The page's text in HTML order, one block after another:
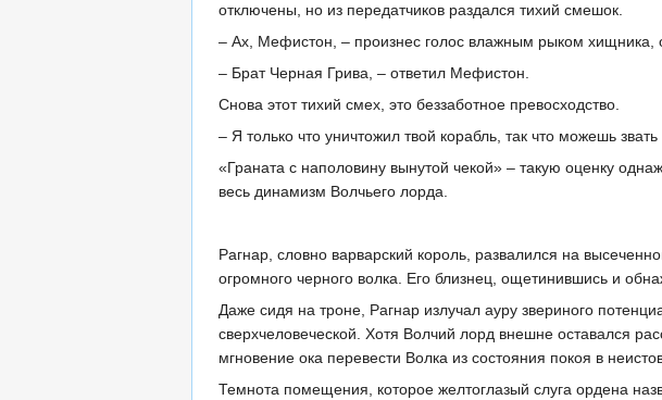
отключены, но из передатчиков раздался тихий смешок.
– Ах, Мефистон, – произнес голос влажным рыком хищника,
– Брат Черная Грива, – ответил Мефистон.
Снова этот тихий смех, это беззаботное превосходство.
– Я только что уничтожил твой корабль, так что можешь
«Граната с наполовину вынутой чекой» – такую оценку
весь динамизм Волчьего лорда.
Рагнар, словно варварский король, развалился на
огромного черного волка. Его близнец, ощетинившись и
Даже сидя на троне, Рагнар излучал ауру звериного
сверхчеловеческой. Хотя Волчий лорд внешне оставался
мгновение ока перевести Волка из состояния покоя в
Темнота помещения, которое желтоглазый слуга ордена